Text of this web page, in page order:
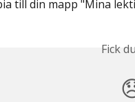
till din mapp "Mina
Fick